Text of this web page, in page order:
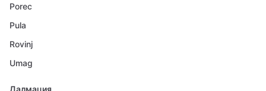
Porec
Pula
Rovinj
Umag
Далмация